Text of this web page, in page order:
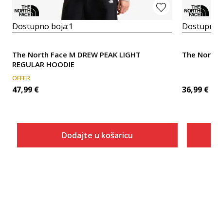
Dostupno boja:1
The North Face M DREW PEAK LIGHT
REGULAR HOODIE
OFFER
47,99 €
Dodajte u košaricu
The
36,99 €